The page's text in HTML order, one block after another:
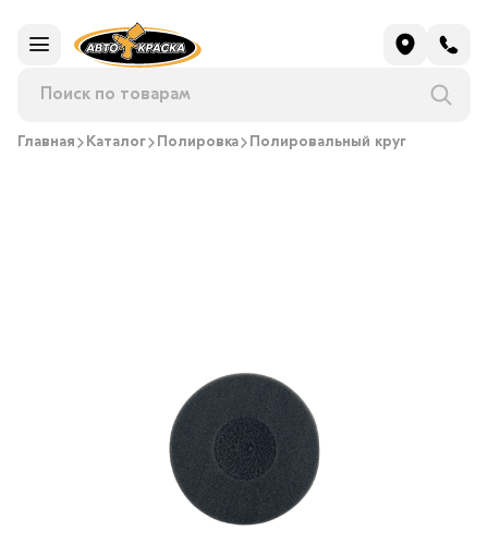
Главная Каталог Полировка Полировальный круг